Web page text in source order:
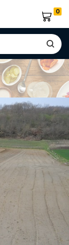
Carrello
0